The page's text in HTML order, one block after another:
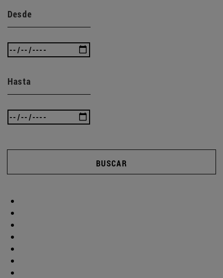
Desde
Hasta
BUSCAR